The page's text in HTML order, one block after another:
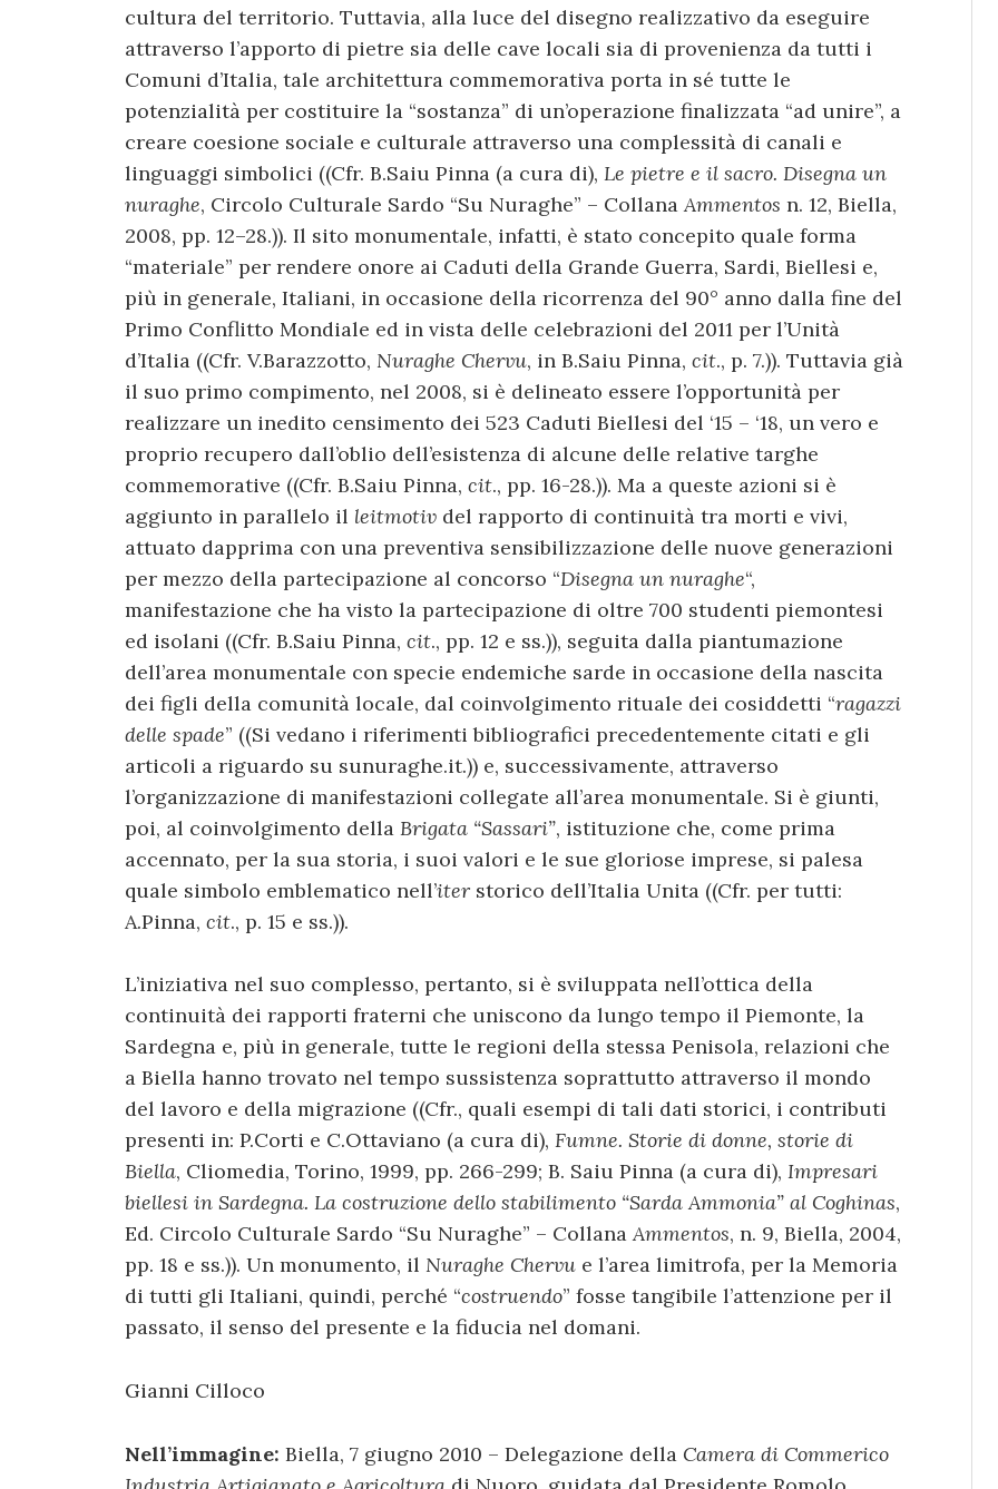
cultura del territorio. Tuttavia, alla luce del disegno realizzativo da eseguire
attraverso l’apporto di pietre sia delle cave locali sia di provenienza da tutti i
Comuni d’Italia, tale architettura commemorativa porta in sé tutte le
potenzialità per costituire la “sostanza” di un’operazione finalizzata “ad unire”, a
creare coesione sociale e culturale attraverso una complessità di canali e
linguaggi simbolici ((Cfr. B.Saiu Pinna (a cura di), Le pietre e il sacro. Disegna un
nuraghe, Circolo Culturale Sardo “Su Nuraghe” – Collana Ammentos n. 12, Biella,
2008, pp. 12–28.)). Il sito monumentale, infatti, è stato concepito quale forma
“materiale” per rendere onore ai Caduti della Grande Guerra, Sardi, Biellesi e,
più in generale, Italiani, in occasione della ricorrenza del 90° anno dalla fine del
Primo Conflitto Mondiale ed in vista delle celebrazioni del 2011 per l’Unità
d’Italia ((Cfr. V.Barazzotto, Nuraghe Chervu, in B.Saiu Pinna, cit., p. 7.)). Tuttavia già
il suo primo compimento, nel 2008, si è delineato essere l’opportunità per
realizzare un inedito censimento dei 523 Caduti Biellesi del ‘15 – ‘18, un vero e
proprio recupero dall’oblio dell’esistenza di alcune delle relative targhe
commemorative ((Cfr. B.Saiu Pinna, cit., pp. 16-28.)). Ma a queste azioni si è
aggiunto in parallelo il leitmotiv del rapporto di continuità tra morti e vivi,
attuato dapprima con una preventiva sensibilizzazione delle nuove generazioni
per mezzo della partecipazione al concorso “Disegna un nuraghe“,
manifestazione che ha visto la partecipazione di oltre 700 studenti piemontesi
ed isolani ((Cfr. B.Saiu Pinna, cit., pp. 12 e ss.)), seguita dalla piantumazione
dell’area monumentale con specie endemiche sarde in occasione della nascita
dei figli della comunità locale, dal coinvolgimento rituale dei cosiddetti “ragazzi
delle spade” ((Si vedano i riferimenti bibliografici precedentemente citati e gli
articoli a riguardo su sunuraghe.it.)) e, successivamente, attraverso
l’organizzazione di manifestazioni collegate all’area monumentale. Si è giunti,
poi, al coinvolgimento della Brigata “Sassari”, istituzione che, come prima
accennato, per la sua storia, i suoi valori e le sue gloriose imprese, si palesa
quale simbolo emblematico nell’iter storico dell’Italia Unita ((Cfr. per tutti:
A.Pinna, cit., p. 15 e ss.)).
L’iniziativa nel suo complesso, pertanto, si è sviluppata nell’ottica della
continuità dei rapporti fraterni che uniscono da lungo tempo il Piemonte, la
Sardegna e, più in generale, tutte le regioni della stessa Penisola, relazioni che
a Biella hanno trovato nel tempo sussistenza soprattutto attraverso il mondo
del lavoro e della migrazione ((Cfr., quali esempi di tali dati storici, i contributi
presenti in: P.Corti e C.Ottaviano (a cura di), Fumne. Storie di donne, storie di
Biella, Cliomedia, Torino, 1999, pp. 266-299; B. Saiu Pinna (a cura di), Impresari
biellesi in Sardegna. La costruzione dello stabilimento “Sarda Ammonia” al Coghinas,
Ed. Circolo Culturale Sardo “Su Nuraghe” – CollanaAmmentos, n. 9, Biella, 2004,
pp. 18 e ss.)). Un monumento, il Nuraghe Chervu e l’area limitrofa, per la Memoria
di tutti gli Italiani, quindi, perché “costruendo” fosse tangibile l’attenzione per il
passato, il senso del presente e la fiducia nel domani.
Gianni Cilloco
Nell’immagine: Biella, 7 giugno 2010 – Delegazione della Camera di Commerico